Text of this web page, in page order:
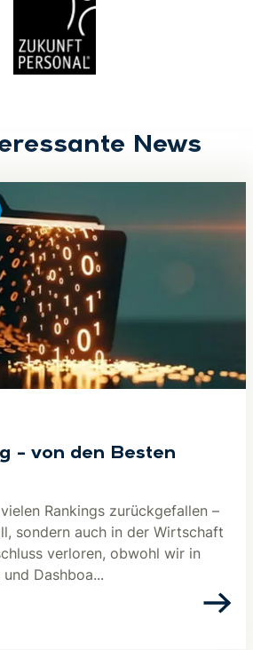
News
– von den Besten
Rankings zurückgefallen –
sondern auch in der Wirtschaft
verloren, obwohl wir in
Dashboa...